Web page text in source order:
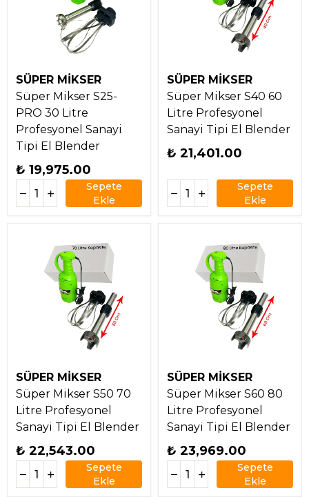
SÜPER MİKSER
Süper Mikser S25-
PRO 30 Litre
Profesyonel Sanayi
Tipi El Blender
₺ 19,975.00
Sepete
Ekle
SÜPER MİKSER
Süper Mikser S40 60
Litre Profesyonel
Sanayi Tipi El Blender
₺ 21,401.00
Sepete
Ekle
SÜPER MİKSER
Süper Mikser S50 70
Litre Profesyonel
Sanayi Tipi El Blender
₺ 22,543.00
Sepete
Ekle
SÜPER MİKSER
Süper Mikser S60 80
Litre Profesyonel
Sanayi Tipi El Blender
₺ 23,969.00
Sepete
Ekle